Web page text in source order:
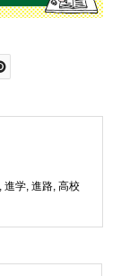
進学 進路 高校